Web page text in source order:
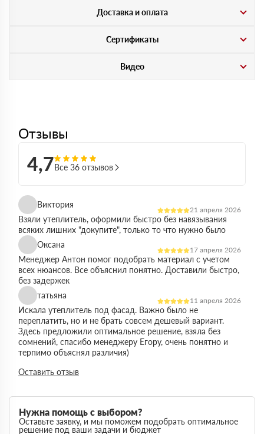
Доставка и оплата
Сертификаты
Видео
Отзывы
4,7Все 36 отзывов
Виктория
21 апреля 2026
Взяли утеплитель, оформили быстро без навязывания
всяких лишних "докупите", только то что нужно было
Оксана
17 апреля 2026
Менеджер Антон помог подобрать материал с учетом
всех нюансов. Все объяснил понятно. Доставили быстро,
без задержек
татьяна
11 апреля 2026
Искала утеплитель под фасад. Важно было не
переплатить, но и не брать совсем дешевый вариант.
Здесь предложили оптимальное решение, взяла без
сомнений, спасибо менеджеру Егору, очень понятно и
терпимо объяснял различия)
Максим
03 марта 2026
Оставить отзыв
Нужна помощь с выбором?
Оставьте заявку, и мы поможем подобрать оптимальное
решение под ваши задачи и бюджет